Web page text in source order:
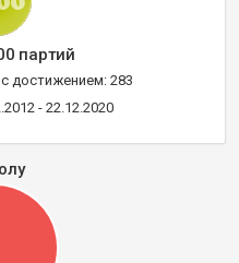
партий
достижением: 283
- 22.12.2020